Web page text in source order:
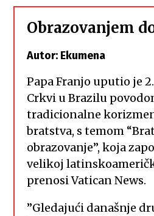
Obrazovanjem
Autor: Ekumena
Papa Franjo uputio je
Crkvi u Brazilu
tradicionalne
bratstva, s temom
obrazovanje”, koja
velikoj
prenosi Vatican News.
”Gledajući današnje